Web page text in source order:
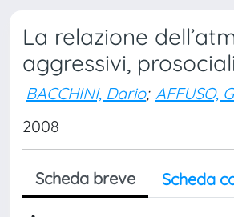
La relazione
aggressivi,
BACCHINI, Dario; AFFUSO,
2008
Scheda breve Scheda